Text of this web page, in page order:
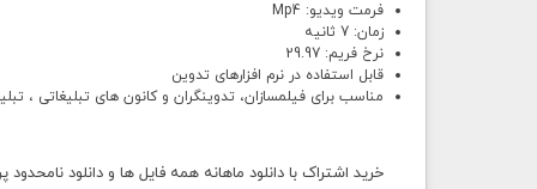
فرمت ویدیو: Mp4
زمان: 7 ثانیه
نرخ فریم: 29.97
قابل استفاده در نرم افزارهای تدوین
مناسب برای فیلمسازان، تدوینگران و کانون های تبلیغاتی ،
خرید اشتراک با دانلود ماهانه همه فایل ها و دانلود